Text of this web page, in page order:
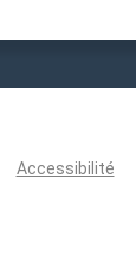
Accessibilité